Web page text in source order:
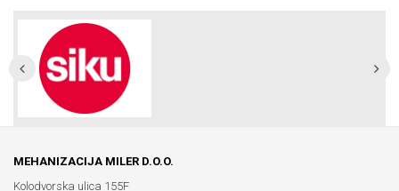
MEHANIZACIJA MILER D.O.O.
Kolodvorska ulica 155F